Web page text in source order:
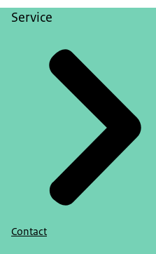
Service
Contact